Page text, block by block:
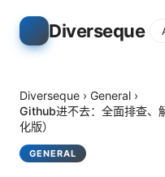
Diverseque
Diverseque › General ›
Github进不去：全面排查、
化版）
GENERAL